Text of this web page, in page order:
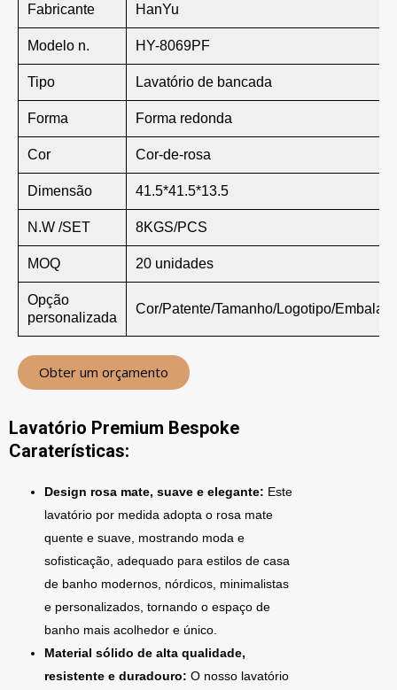
Fabricante HanYu
Modelo n. HY-8069PF
Tipo Lavatório de bancada
Forma Forma redonda
Cor Cor-de-rosa
Dimensão 41.5*41.5*13.5
N.W /SET 8KGS/PCS
MOQ 20 unidades
Opção
personalizada
Cor/Patente/Tamanho/Logotipo/
Obter um orçamento
Lavatório Premium Bespoke
Caraterísticas:
Design rosa mate, suave e elegante: Este
lavatório por medida adopta o rosa mate
quente e suave, mostrando moda e
sofisticação, adequado para estilos de casa
de banho modernos, nórdicos, minimalistas
e personalizados, tornando o espaço de
banho mais acolhedor e único.
Material sólido de alta qualidade,
resistente e duradouro: O nosso lavatório